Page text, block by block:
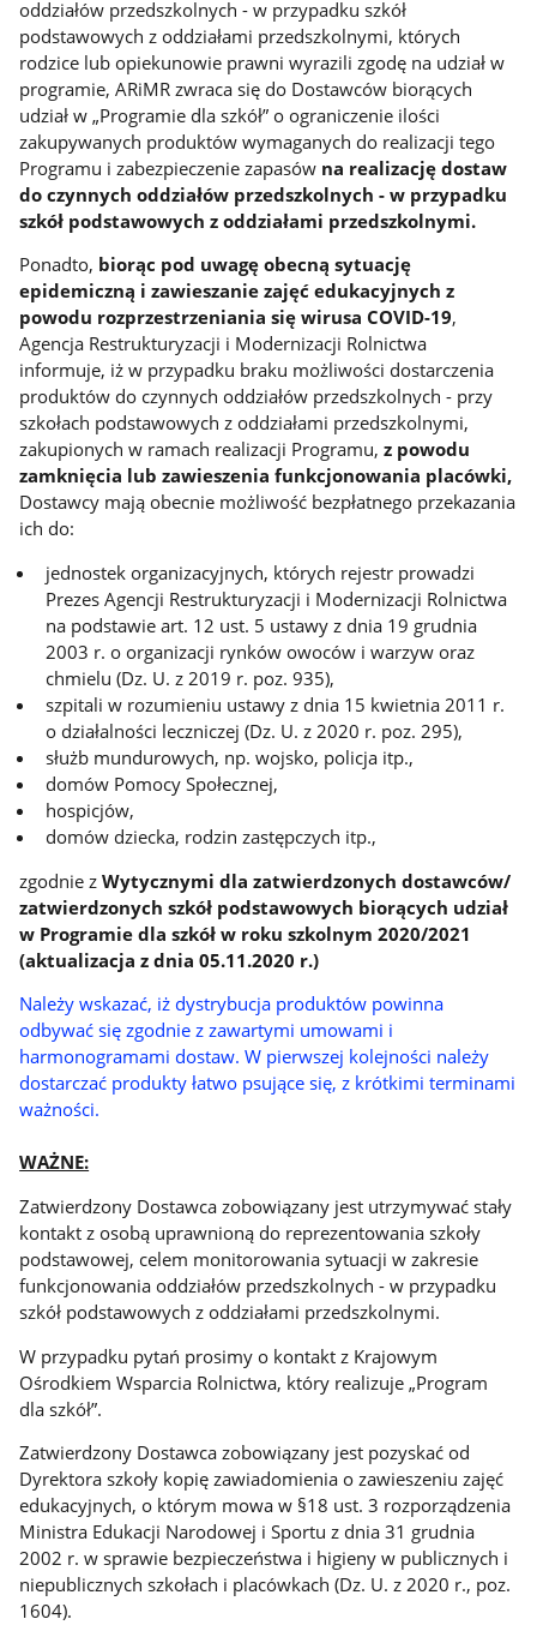
oddziałów przedszkolnych - w przypadku szkół
podstawowych z oddziałami przedszkolnymi, których
rodzice lub opiekunowie prawni wyrazili zgodę na udział w
programie, ARiMR zwraca się do Dostawców biorących
udział w „Programie dla szkół” o ograniczenie ilości
zakupywanych produktów wymaganych do realizacji tego
Programu i zabezpieczenie zapasów na realizację dostaw
do czynnych oddziałów przedszkolnych - w przypadku
szkół podstawowych z oddziałami przedszkolnymi.
Ponadto, biorąc pod uwagę obecną sytuację
epidemiczną i zawieszanie zajęć edukacyjnych z
powodu rozprzestrzeniania się wirusa COVID-19,
Agencja Restrukturyzacji i Modernizacji Rolnictwa
informuje, iż w przypadku braku możliwości dostarczenia
produktów do czynnych oddziałów przedszkolnych - przy
szkołach podstawowych z oddziałami przedszkolnymi,
zakupionych w ramach realizacji Programu,z powodu
zamknięcia lub zawieszenia funkcjonowania placówki,
Dostawcy mają obecnie możliwość bezpłatnego przekazania
ich do:
jednostek organizacyjnych, których rejestr prowadzi
Prezes Agencji Restrukturyzacji i Modernizacji Rolnictwa
na podstawie art. 12 ust. 5 ustawy z dnia 19 grudnia
2003 r. o organizacji rynków owoców i warzyw oraz
chmielu (Dz. U. z 2019 r. poz. 935),
szpitali w rozumieniu ustawy z dnia 15 kwietnia 2011 r.
o działalności leczniczej (Dz. U. z 2020 r. poz. 295),
służb mundurowych, np. wojsko, policja itp.,
domów Pomocy Społecznej,
hospicjów,
domów dziecka, rodzin zastępczych itp.,
zgodnie zWytycznymi dla zatwierdzonych dostawców/
zatwierdzonych szkół podstawowych biorących udział
w Programie dla szkół w roku szkolnym 2020/2021
(aktualizacja z dnia 05.11.2020 r.)
Należy wskazać, iż dystrybucja produktów powinna
odbywać się zgodnie z zawartymi umowami i
harmonogramami dostaw. W pierwszej kolejności należy
dostarczać produkty łatwo psujące się, z krótkimi terminami
ważności.
WAŻNE:
Zatwierdzony Dostawca zobowiązany jest utrzymywać stały
kontakt z osobą uprawnioną do reprezentowania szkoły
podstawowej, celem monitorowania sytuacji w zakresie
funkcjonowania oddziałów przedszkolnych - w przypadku
szkół podstawowych z oddziałami przedszkolnymi.
W przypadku pytań prosimy o kontakt z Krajowym
Ośrodkiem Wsparcia Rolnictwa, który realizuje „Program
dla szkół”.
Zatwierdzony Dostawca zobowiązany jest pozyskać od
Dyrektora szkoły kopię zawiadomienia o zawieszeniu zajęć
edukacyjnych, o którym mowa w §18 ust. 3 rozporządzenia
Ministra Edukacji Narodowej i Sportu z dnia 31 grudnia
2002 r. w sprawie bezpieczeństwa i higieny w publicznych i
niepublicznych szkołach i placówkach (Dz. U. z 2020 r., poz.
1604).